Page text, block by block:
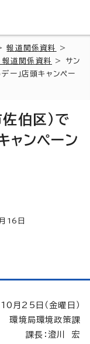
報道関係資料
>
道関係資料
> サン
ー」店頭キャンペー
伯区）で
ャンペーン
16 日
月25日（金曜日）
環境局環境政策課
課長：澄川 宏